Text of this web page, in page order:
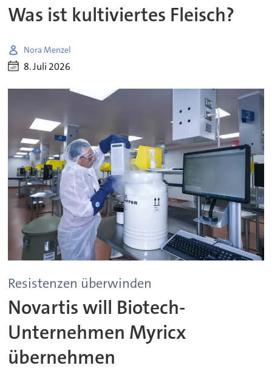
Was ist kultiviertes Fleisch?
Nora Menzel
8. Juli 2026
Resistenzen überwinden
Novartis will Biotech-
Unternehmen Myricx
übernehmen